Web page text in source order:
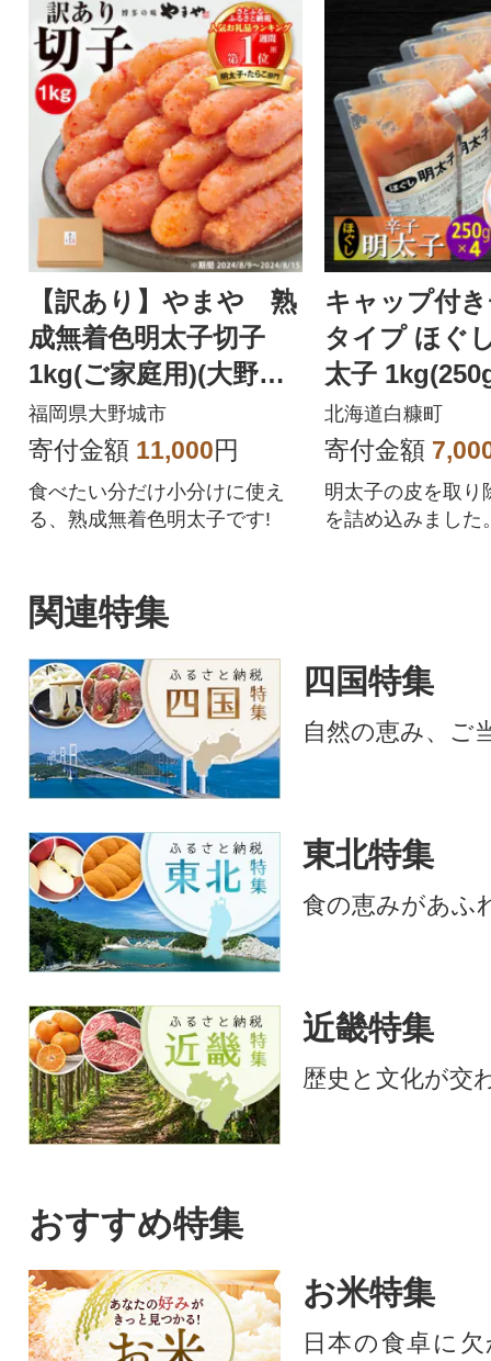
【訳あり】やまや 熟
成無着色明太子切子
1kg(ご家庭用)(大野城
市)
福岡県大野城市
寄付金額 11,000円
食べたい分だけ小分けに使え
る、熟成無着色明太子です!
キャップ付
タイプ ほぐ
太子
北海道白糠町
寄付金額
明太子の皮を取り
を詰め込みました
関連特集
四国特集
自然の恵み、ご
東北特集
食の恵みがあふ
近畿特集
歴史と文化が交
おすすめ特集
お米特集
日本の食卓に